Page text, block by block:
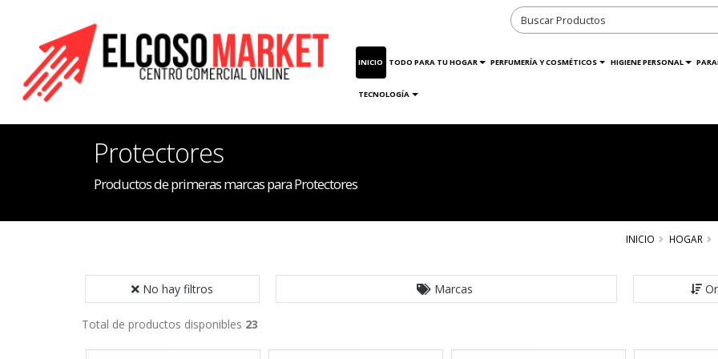
INICIO TODO PARA TU HOGAR PERFUMERÍA Y COSMÉTICOS HIGIENE PERSONAL
TECNOLOGÍA
Protectores
Productos de primeras marcas para Protectores
INICIO HOGAR
No hay filtros Marcas
Total de productos disponibles 23